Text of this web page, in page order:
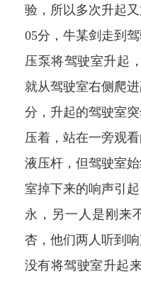
验，所以多次升起
05分，牛某剑走到
压泵将驾驶室升起
就从驾驶室右侧爬
分，升起的驾驶室
压着，站在一旁观
液压杆，但驾驶室
室掉下来的响声引
永，另一人是刚来
杏，他们两人听到
没有将驾驶室升起